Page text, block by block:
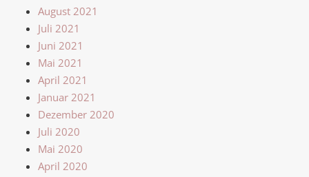
August 2021
Juli 2021
Juni 2021
Mai 2021
April 2021
Januar 2021
Dezember 2020
Juli 2020
Mai 2020
April 2020